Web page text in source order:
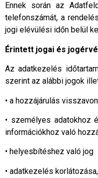
Ennek során az
telefonszámát, a
jogi elévülési időn belül
Érintett jogai és
Az adatkezelés
szerint az alábbi jogok
• a hozzájárulás
• személyes adatokhoz
információkhoz való
• helyesbítéshez való jog
• adatkezelés korlátozása,